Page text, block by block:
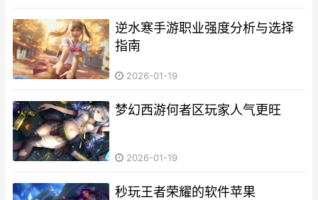
逆水寒手游职业强度分析与选择
指南
2026-01-19
梦幻西游何者区玩家人气更旺
2026-01-19
秒玩王者荣耀的软件苹果